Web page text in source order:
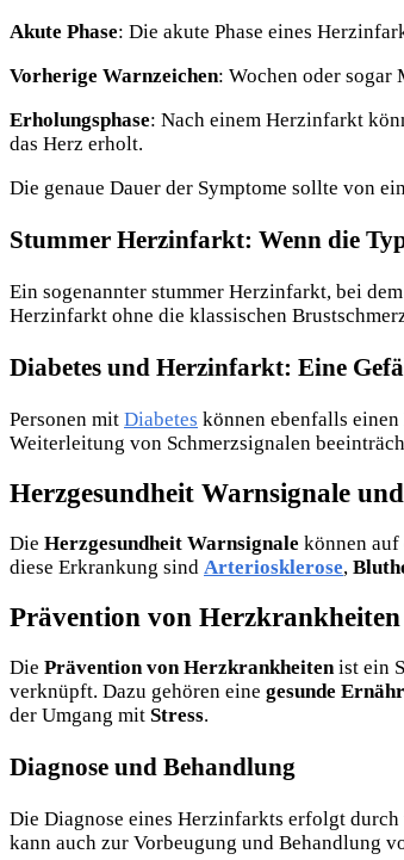
Akute Phase: Die akute Phase eines
Vorherige Warnzeichen: Wochen oder
Erholungsphase: Nach einem Herzinfarkt
das Herz erholt.
Die genaue Dauer der Symptome sollte von
Stummer Herzinfarkt: Wenn die
Ein sogenannter stummer Herzinfarkt, bei
Herzinfarkt ohne die klassischen
Diabetes und Herzinfarkt: Eine
Personen mit Diabetes können ebenfalls
Weiterleitung von Schmerzsignalen
Herzgesundheit Warnsignale
Die Herzgesundheit Warnsignale können auf
diese Erkrankung sind Arteriosklerose,
Prävention von
Die Prävention von Herzkrankheitenist ein
verknüpft. Dazu gehören eine gesunde
der Umgang mit Stress.
Diagnose und Behandlung
Die Diagnose eines Herzinfarkts erfolgt durch
kann auch zur Vorbeugung und Behandlung